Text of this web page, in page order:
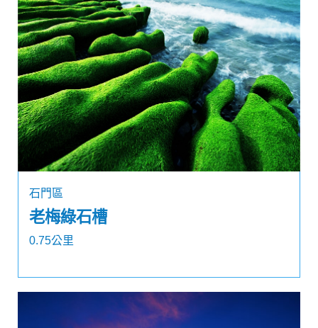
石門區
老梅綠石槽
0.75公里